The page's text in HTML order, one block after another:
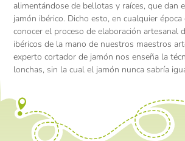
alimentándose de bellotas y raíces, que dan
jamón ibérico. Dicho esto, en cualquier
conocer el proceso de elaboración artesanal
ibéricos de la mano de nuestros maestros
experto cortador de jamón nos enseña la
lonchas, sin la cual el jamón nunca sabría